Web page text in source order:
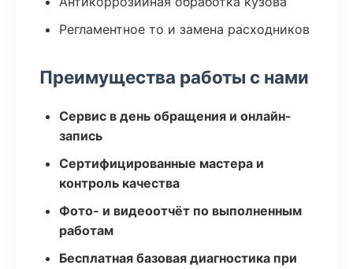
Регламентное то и замена расходников
Преимущества работы с нами
Сервис в день обращения и онлайн-
запись
Сертифицированные мастера и
контроль качества
Фото- и видеоотчёт по выполненным
работам
Бесплатная базовая диагностика при